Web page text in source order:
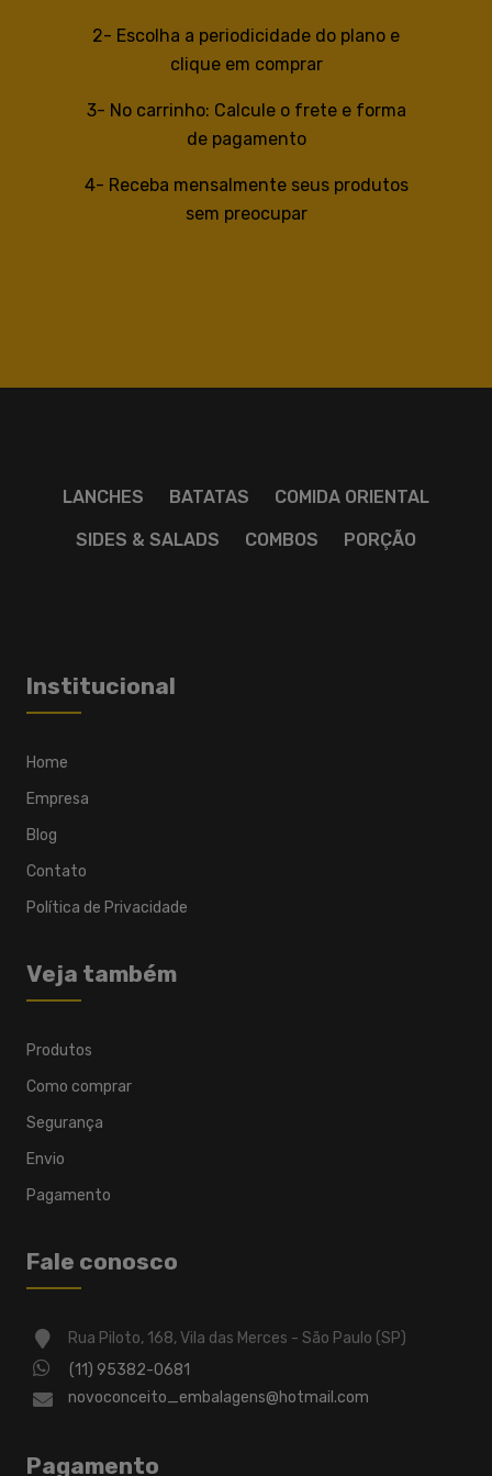
2- Escolha a periodicidade do plano e
clique em comprar
3- No carrinho: Calcule o frete e forma
de pagamento
4- Receba mensalmente seus produtos
sem preocupar
LANCHES BATATAS COMIDA ORIENTAL
SIDES & SALADS COMBOS PORÇÃO
Institucional
Home
Empresa
Blog
Contato
Política de Privacidade
Veja também
Produtos
Como comprar
Segurança
Envio
Pagamento
Fale conosco
Rua Piloto, 168, Vila das Merces - São Paulo (SP)
(11) 95382-0681
novoconceito_embalagens@hotmail.com
Pagamento